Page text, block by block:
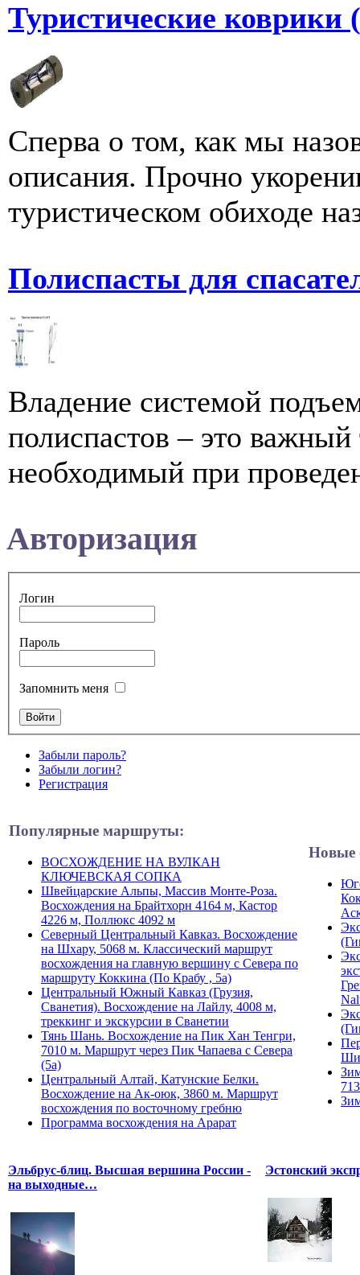
Туристические коврики
Сперва о том, как мы
описания. Прочно
туристическом обиходе
Полиспасты для
Владение системой
полиспастов – это
необходимый при
Авторизация
Логин
Пароль
Запомнить меня
Забыли пароль?
Забыли логин?
Регистрация
Популярные маршруты:
ВОСХОЖДЕНИЕ НА ВУЛКАН
КЛЮЧЕВСКАЯ СОПКА
Швейцарские Альпы, Массив Монте-Роза.
Восхождения на Брайтхорн 4164 м, Кастор
4226 м, Поллюкс 4092 м
Северный Центральный Кавказ. Восхождение
на Шхару, 5068 м. Классический маршрут
восхождения на главную вершину с Севера по
маршруту Коккина (По Крабу , 5а)
Центральный Южный Кавказ (Грузия,
Сванетия). Восхождение на Лайлу, 4008 м,
треккинг и экскурсии в Сванетии
Тянь Шань. Восхождение на Пик Хан Тенгри,
7010 м. Маршрут через Пик Чапаева с Севера
(5а)
Центральный Алтай, Катунские Белки.
Восхождение на Ак-оюк, 3860 м. Маршрут
восхождения по восточному гребню
Программа восхождения на Арарат
Новые
Эльбрус-блиц. Высшая вершина России -
на выходные…
Эстонский